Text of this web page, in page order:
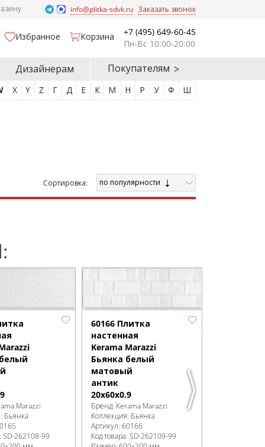
info@plitka-sdvk.ru Заказать звонок
Избранное Корзина
+7 (495) 649-60-45
Пн-Вс 10:00-20:00
Дизайнерам Покупателям
X Y Z Г Д Е К М Н Р У Ф Ш
Cортировка: по популярности
Marazzi
Бьянка
SD-262108-99
60166 Плитка
настенная
Kerama Marazzi
Бьянка белый
матовый
антик
20x60x0.9
Бренд: Kerama Marazzi
Коллекция: Бьянка
Артикул: 60166
Код товара: SD-262109-99